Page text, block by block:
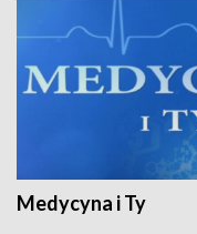
Medycyna i Ty